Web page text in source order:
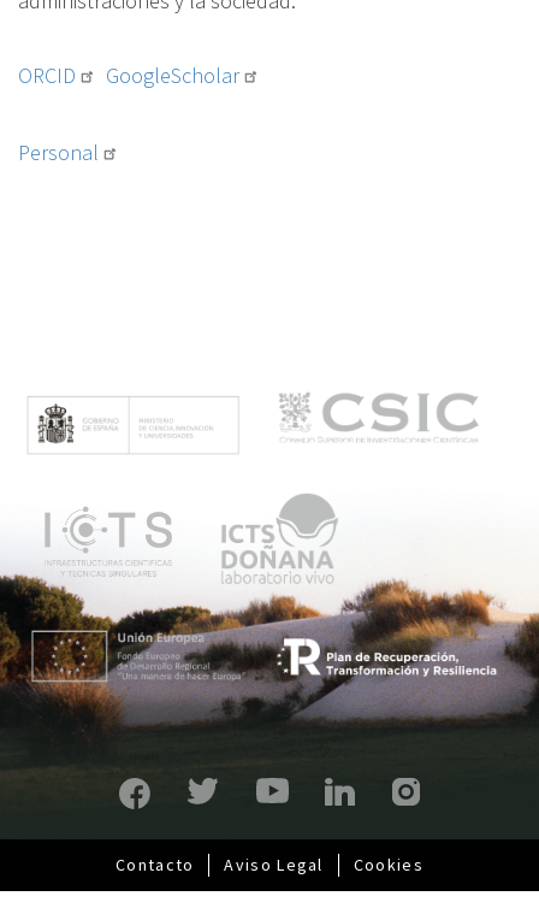
ORCID GoogleScholar
Personal
e
n
ú
p
r
i
n
c
p
a
l
Pie
Contacto Aviso Legal Cookies